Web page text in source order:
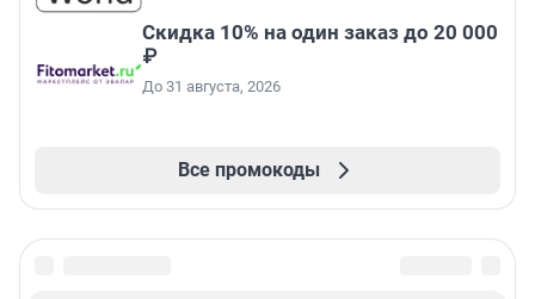
Скидка 10% на один заказ до 20 000
₽
До 31 августа, 2026
Все промокоды